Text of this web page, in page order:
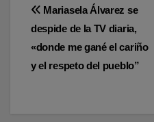
Navegación
de
entradas
Mariasela Álvarez se
despide de la TV diaria,
«donde me gané el cariño
y el respeto del pueblo”